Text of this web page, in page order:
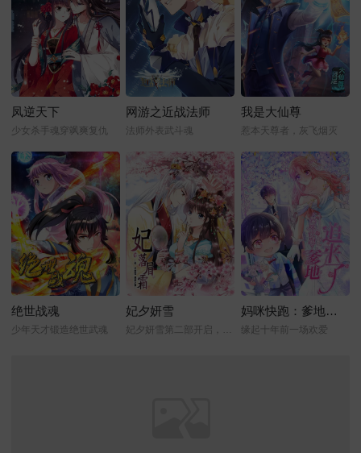
凤逆天下
少女杀手魂穿飒爽复仇
网游之近战法师
法师外表武斗魂
我是大仙尊
惹本天尊者，灰飞烟灭
绝世战魂
少年天才锻造绝世武魂
妃夕妍雪
妃夕妍雪第二部开启，缘起之章
妈咪快跑：爹地追来了
缘起十年前一场欢爱